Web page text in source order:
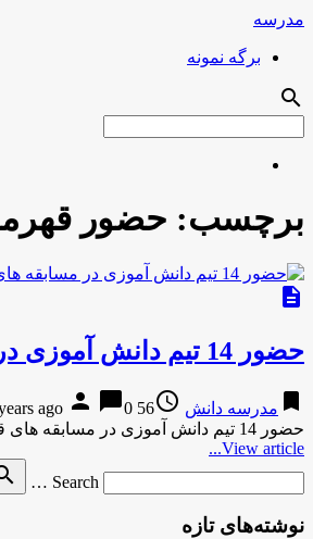
مدرسه
برگه نمونه
search
برچسب: حضور
description
حضور 14 تیم دانش آموزی در مسابقه های قهرمانی کشور
bookmark مدرسه دانش access_time
56 years ago
person chat_bubble0
حضور 14 تیم دانش آموزی در مسابقه های قهرمانی کشورباشگاه خبرنگاران-58 دقیقه پیش حضور 14 تیم دانش آموزی در مسابقه …
View article...
Search …
نوشته‌های تازه